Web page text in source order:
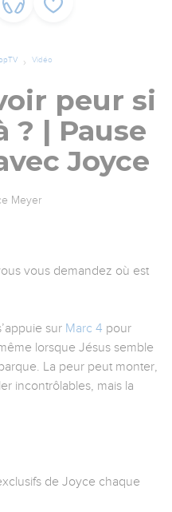
Vidéo
peur si
? | Pause
Joyce
Meyer
vous demandez où est
sur Marc 4 pour
lorsque Jésus semble
La peur peut monter,
incontrôlables, mais la
de Joyce chaque